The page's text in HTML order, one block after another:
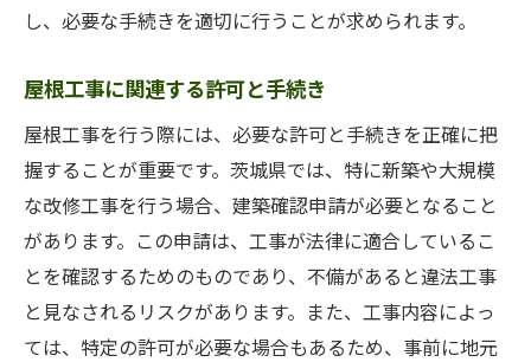
工事完了後の保証期間と条件
茨城県での屋根工事の法律と信頼業者の選び方
業者選びの初期ステップ
信頼できる業者に必要な資格
現地調査で確認すべきポイント
施工計画書の重要性
アフターサービスの充実度
し、必要な手続きを適切に行うことが求められます。
屋根工事に関連する許可と手続き
屋根工事を行う際には、必要な許可と手続きを正確に把
握することが重要です。茨城県では、特に新築や大規模
な改修工事を行う場合、建築確認申請が必要となること
があります。この申請は、工事が法律に適合しているこ
とを確認するためのものであり、不備があると違法工事
と見なされるリスクがあります。また、工事内容によっ
ては、特定の許可が必要な場合もあるため、事前に地元